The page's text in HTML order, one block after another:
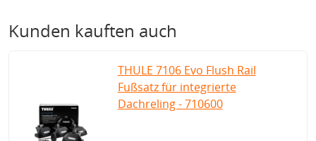
Kunden kauften auch
THULE 7106 Evo Flush Rail
Fußsatz für integrierte
Dachreling - 710600